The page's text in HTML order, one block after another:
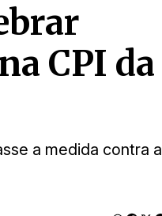
CPI da
a medida contra a